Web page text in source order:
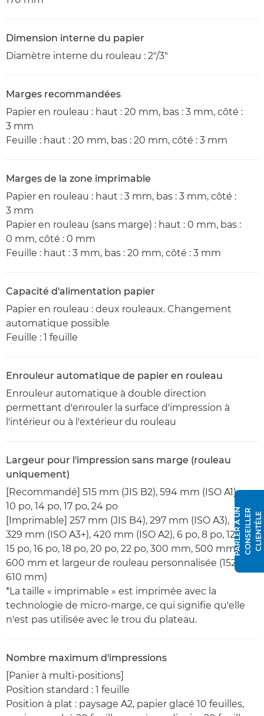
Dimension interne du papier
Diamètre interne du rouleau : 2"/3"
Marges recommandées
Papier en rouleau : haut : 20 mm, bas : 3 mm, côté :
3 mm
Feuille : haut : 20 mm, bas : 20 mm, côté : 3 mm
Marges de la zone imprimable
Papier en rouleau : haut : 3 mm, bas : 3 mm, côté :
3 mm
Papier en rouleau (sans marge) : haut : 0 mm, bas :
0 mm, côté : 0 mm
Feuille : haut : 3 mm, bas : 20 mm, côté : 3 mm
Capacité d'alimentation papier
Papier en rouleau : deux rouleaux. Changement
automatique possible
Feuille : 1 feuille
Enrouleur automatique de papier en rouleau
Enrouleur automatique à double direction
permettant d'enrouler la surface d'impression à
l'intérieur ou à l'extérieur du rouleau
Largeur pour l'impression sans marge (rouleau
uniquement)
[Recommandé] 515 mm (JIS B2), 594 mm (ISO A1),
10 po, 14 po, 17 po, 24 po
[Imprimable] 257 mm (JIS B4), 297 mm (ISO A3),
329 mm (ISO A3+), 420 mm (ISO A2), 6 po, 8 po, 12 po,
15 po, 16 po, 18 po, 20 po, 22 po, 300 mm, 500 mm,
600 mm et largeur de rouleau personnalisée (152,4 -
610 mm)
*La taille « imprimable » est imprimée avec la
technologie de micro-marge, ce qui signifie qu'elle
n'est pas utilisée avec le trou du plateau.
Nombre maximum d'impressions
[Panier à multi-positions]
Position standard : 1 feuille
Position à plat : paysage A2, papier glacé 10 feuilles,
P
A
R
L
E
R
À U
N
C
O
N
S
E
I
L
L
E
R
C
L
I
E
N
T
È
L E